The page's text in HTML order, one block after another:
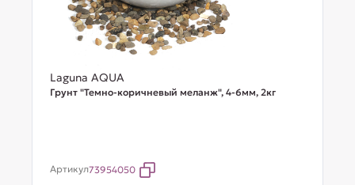
Laguna AQUA
Грунт "Темно-коричневый меланж", 4-6мм, 2кг
Артикул73954050